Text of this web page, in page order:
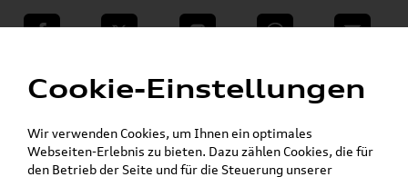
teilen Twitter Instagram WhatsApp E-Mail
Skoda Shop - Skoda Originalteile und Zubehör
» % Sale
Mein Kundenkonto Warenkorb
Cookie-Einstellungen
Wir verwenden Cookies, um Ihnen ein optimales
Webseiten-Erlebnis zu bieten. Dazu zählen Cookies, die für
den Betrieb der Seite und für die Steuerung unserer